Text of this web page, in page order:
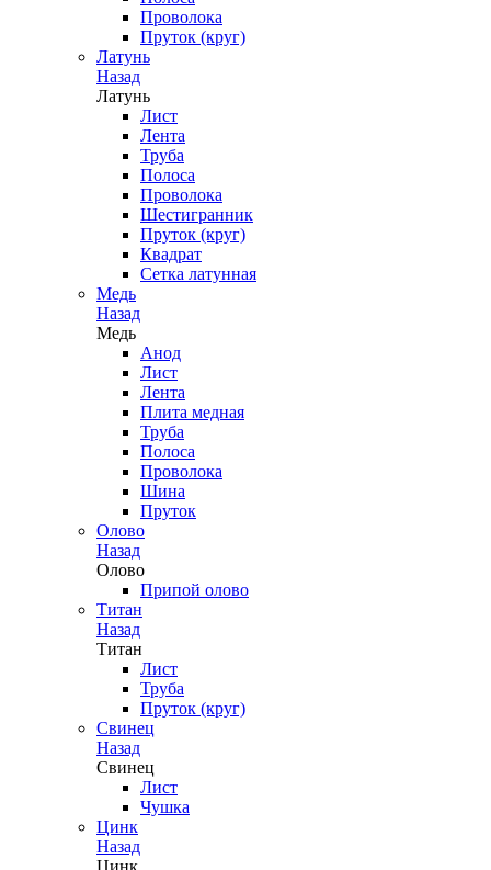
Проволока
Пруток (круг)
Латунь
Назад
Латунь
Лист
Лента
Труба
Полоса
Проволока
Шестигранник
Пруток (круг)
Квадрат
Сетка латунная
Медь
Назад
Медь
Анод
Лист
Лента
Плита медная
Труба
Полоса
Проволока
Шина
Пруток
Олово
Назад
Олово
Припой олово
Титан
Назад
Титан
Лист
Труба
Пруток (круг)
Свинец
Назад
Свинец
Лист
Чушка
Цинк
Назад
Цинк